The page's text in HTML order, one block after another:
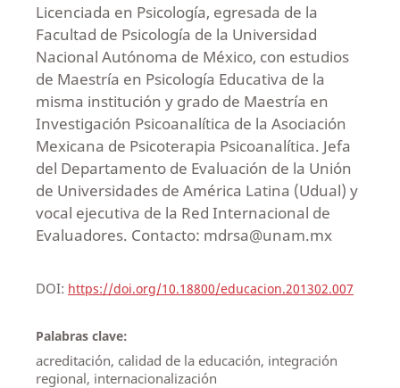
Licenciada en Psicología, egresada de la
Facultad de Psicología de la Universidad
Nacional Autónoma de México, con estudios
de Maestría en Psicología Educativa de la
misma institución y grado de Maestría en
Investigación Psicoanalítica de la Asociación
Mexicana de Psicoterapia Psicoanalítica. Jefa
del Departamento de Evaluación de la Unión
de Universidades de América Latina (Udual) y
vocal ejecutiva de la Red Internacional de
Evaluadores. Contacto: mdrsa@unam.mx
DOI: https://doi.org/10.18800/educacion.201302.007
Palabras clave:
acreditación, calidad de la educación, integración
regional, internacionalización